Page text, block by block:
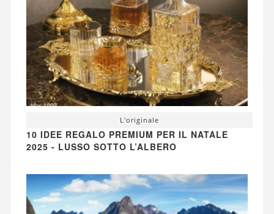
L'originale
10 IDEE REGALO PREMIUM PER IL NATALE
2025 - LUSSO SOTTO L’ALBERO